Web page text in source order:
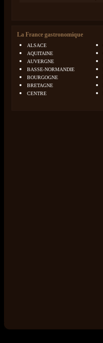
La France gastronomique
ALSACE
AQUITAINE
AUVERGNE
BASSE-NORMANDIE
BOURGOGNE
BRETAGNE
CENTRE